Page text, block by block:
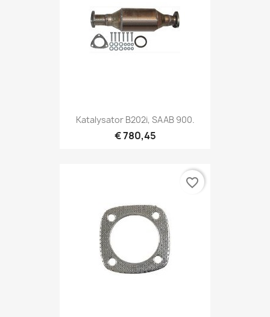
Katalysator B202i, SAAB 900.
€ 780,45
favorite_border